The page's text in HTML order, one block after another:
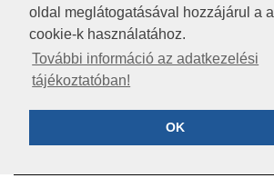
oldal meglátogatásával hozzájárul a a
cookie-k használatához.
További információ az adatkezelési
tájékoztatóban!
OK
IMPRESSZUM
KÖZÉRDEKŰ ADATOK